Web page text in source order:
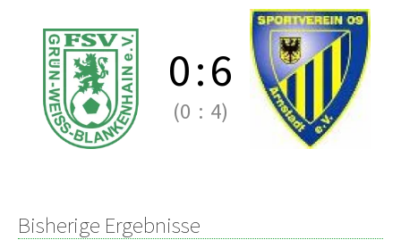
0:6
(0 : 4)
Bisherige Ergebnisse